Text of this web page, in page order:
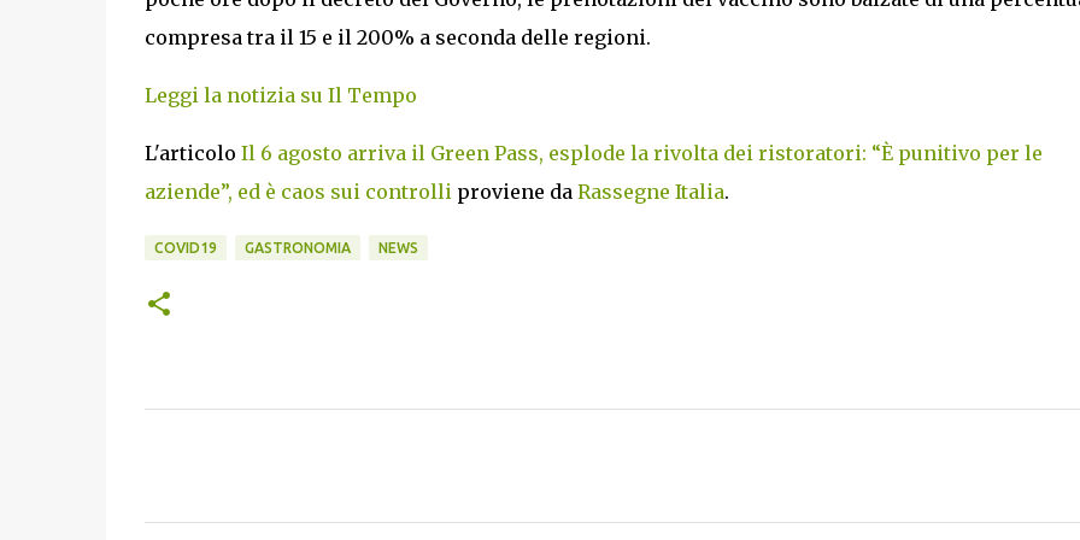
compresa tra il 15 e il 200% a seconda delle regioni.
Leggi la notizia su Il Tempo
L'articolo Il 6 agosto arriva il Green Pass, esplode la rivolta dei ristoratori: “È punitivo per le
aziende”, ed è caos sui controlliproviene da Rassegne Italia.
COVID19 GASTRONOMIA NEWS